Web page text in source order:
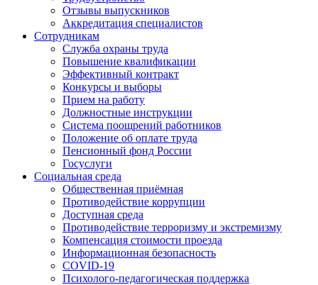
Отзывы выпускников
Аккредитация специалистов
Сотрудникам
Служба охраны труда
Повышение квалификации
Эффективный контракт
Конкурсы и выборы
Прием на работу
Должностные инструкции
Система поощрений работников
Положение об оплате труда
Пенсионный фонд России
Госуслуги
Социальная среда
Общественная приёмная
Противодействие коррупции
Доступная среда
Противодействие терроризму и экстремизму
Компенсация стоимости проезда
Информационная безопасность
COVID-19
Психолого-педагогическая поддержка